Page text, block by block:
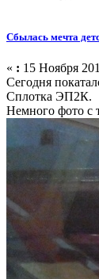
Сбылась мечта
« : 15 Ноября
Сегодня
Сплотка ЭП2К.
Немного фото с